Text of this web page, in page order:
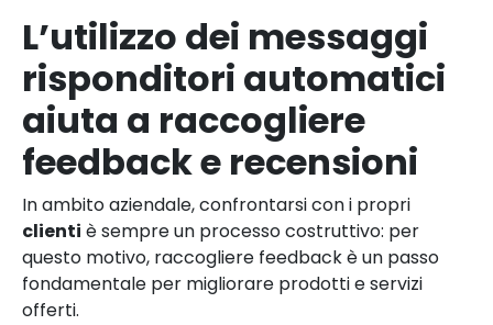
L’utilizzo dei messaggi
risponditori automatici
aiuta a raccogliere
feedback e recensioni
In ambito aziendale, confrontarsi con i propri
clienti è sempre un processo costruttivo: per
questo motivo, raccogliere feedback è un passo
fondamentale per migliorare prodotti e servizi
offerti.